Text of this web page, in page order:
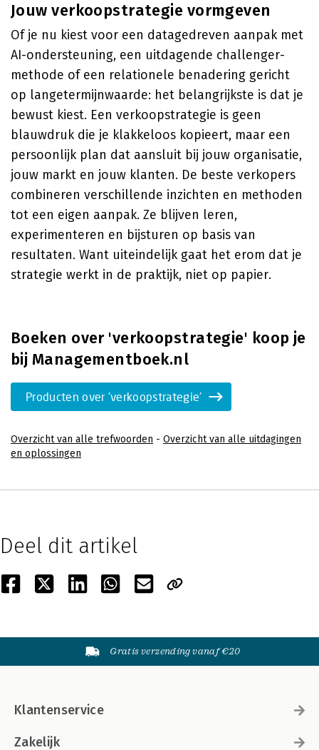
Jouw verkoopstrategie vormgeven
Of je nu kiest voor een datagedreven aanpak met
AI-ondersteuning, een uitdagende challenger-
methode of een relationele benadering gericht
op langetermijnwaarde: het belangrijkste is dat je
bewust kiest. Een verkoopstrategie is geen
blauwdruk die je klakkeloos kopieert, maar een
persoonlijk plan dat aansluit bij jouw organisatie,
jouw markt en jouw klanten. De beste verkopers
combineren verschillende inzichten en methoden
tot een eigen aanpak. Ze blijven leren,
experimenteren en bijsturen op basis van
resultaten. Want uiteindelijk gaat het erom dat je
strategie werkt in de praktijk, niet op papier.
Boeken over 'verkoopstrategie' koop je
bij Managementboek.nl
Producten over 'verkoopstrategie'
Overzicht van alle trefwoorden - Overzicht van alle uitdagingen
en oplossingen
Deel dit artikel
Gratis verzending vanaf €20
Klantenservice
Zakelijk